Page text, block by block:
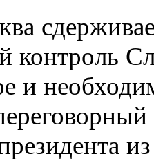
контроль
и